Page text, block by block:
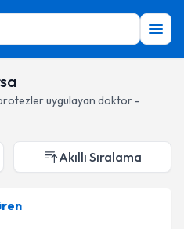
uygulayan doktor -
Akıllı Sıralama